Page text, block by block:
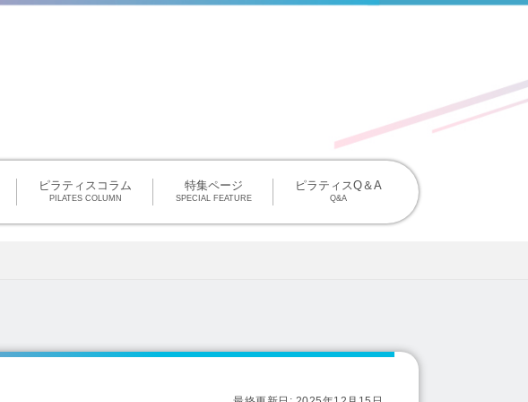
ピラティスコラム
PILATES COLUMN
特集ページ
SPECIAL FEATURE
ピラティスQ＆A
Q&A